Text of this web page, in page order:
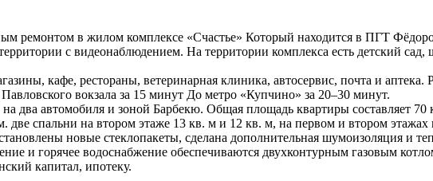
ремонтом в жилом комплексе «Счастье» Который находится в ПГТ
с видеонаблюдением. На территории комплекса есть детский
кафе, рестораны, ветеринарная клиника, автосервис, почта и
вокзала за 15 минут До метро «Купчино» за 20–30 минут.
два автомобиля и зоной Барбекю. Общая площадь квартиры составляет
две спальни на втором этаже 13 кв. м и 12 кв. м, на первом и втором
новые стеклопакеты, сделана дополнительная шумоизоляция и
и горячее водоснабжение обеспечиваются двухконтурным газовым
капитал, ипотеку.